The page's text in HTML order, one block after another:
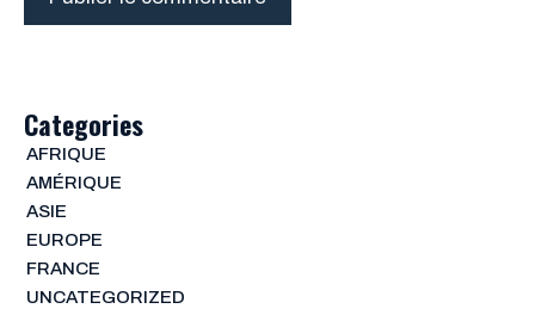
Categories
AFRIQUE
AMÉRIQUE
ASIE
EUROPE
FRANCE
UNCATEGORIZED